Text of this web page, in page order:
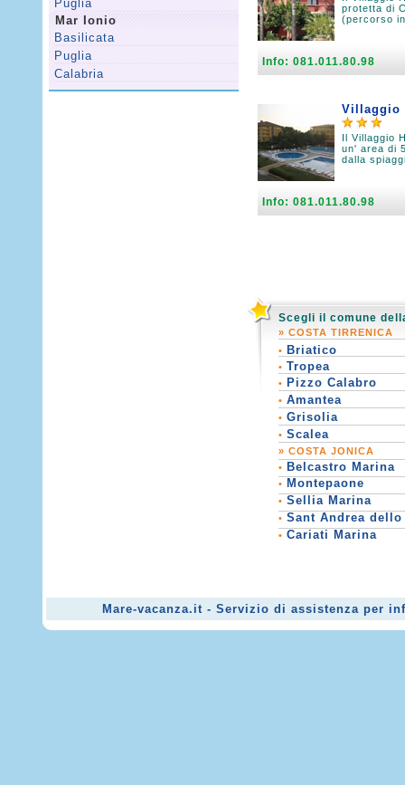
Puglia
Mar Ionio
Basilicata
Puglia
Calabria
protetta di
(percorso
Info: 081.011.80.98
Villaggio
Il Villaggio
un' area di
dalla
Info: 081.011.80.98
Scegli il comune
» COSTA TIRRENICA
• Briatico
• Tropea
• Pizzo Calabro
• Amantea
• Grisolia
• Scalea
» COSTA JONICA
• Belcastro Marina
• Montepaone
• Sellia Marina
• Sant Andrea
• Cariati Marina
Mare-vacanza.it - Servizio di assistenza per